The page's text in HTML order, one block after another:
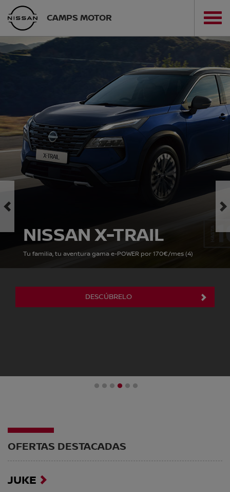
CAMPS MOTOR
NISSAN X-TRAIL
Tu familia, tu aventura gama e-POWER por 170€/mes (4)
DESCÚBRELO
1 2 3 4 5 6
OFERTAS DESTACADAS
JUKE